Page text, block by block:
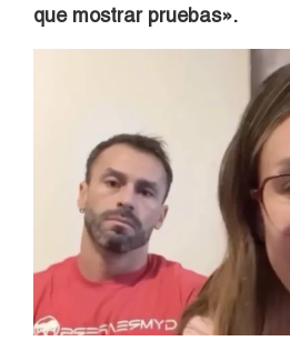
que mostrar pruebas».